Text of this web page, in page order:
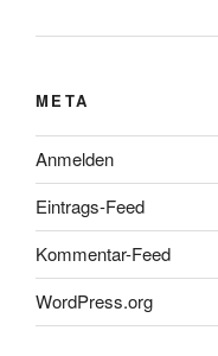
META
Anmelden
Eintrags-Feed
Kommentar-Feed
WordPress.org